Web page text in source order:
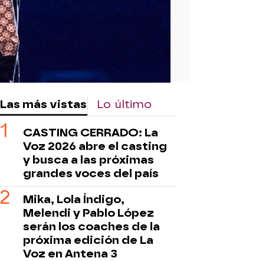
Las más vistas Lo último
CASTING CERRADO: La
Voz 2026 abre el casting
y busca a las próximas
grandes voces del país
Mika, Lola Índigo,
Melendi y Pablo López
serán los coaches de la
próxima edición de La
Voz en Antena 3